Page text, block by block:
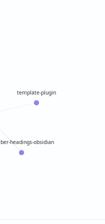
headings-obsidian
template-plugin